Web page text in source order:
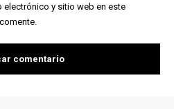
electrónico y sitio web en este